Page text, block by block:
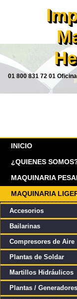
01 800 831 72 01
INICIO
¿QUIENES
MAQUINARIA
MAQUINARIA
Accesorios
Bailarinas
Compresores de Aire
Plantas de Soldar
Martillos Hidráulicos
Plantas /